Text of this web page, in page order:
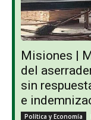
Misiones |
del
sin
e
Política y Economía